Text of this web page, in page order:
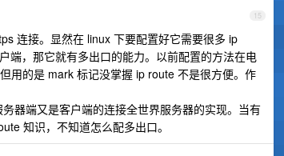
15
连接。显然在 linux 下要配置好它需要很多 ip
端，那它就有多出口的能力。以前配置的方法在电
用的是 mark 标记没掌握 ip route 不是很方便。作
器端又是客户端的连接全世界服务器的实现。当有
知识，不知道怎么配多出口。